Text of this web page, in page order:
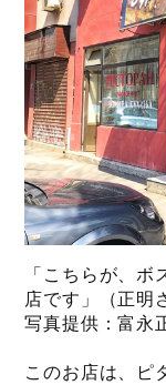
「こちらが、
店です」（正明
写真提供：富永
このお店は、ピ